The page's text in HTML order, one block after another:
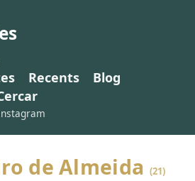
Recents
Blog
de Almeida (21)